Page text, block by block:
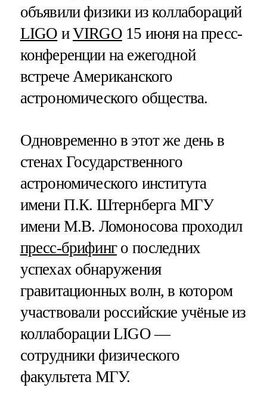
объявили физики из коллабораций
LIGO иVIRGO15 июня на пресс-
конференции на ежегодной
встрече Американского
астрономического общества.
Одновременно в этот же день в
стенах Государственного
астрономического института
имени П.К. Штернберга МГУ
имени М.В. Ломоносова проходил
пресс-брифинго последних
успехах обнаружения
гравитационных волн, в котором
участвовали российские учёные из
коллаборации LIGO —
сотрудники физического
факультета МГУ.